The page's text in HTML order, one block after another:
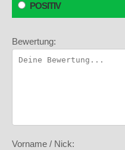
POSITIV
Bewertung:
Vorname / Nick: